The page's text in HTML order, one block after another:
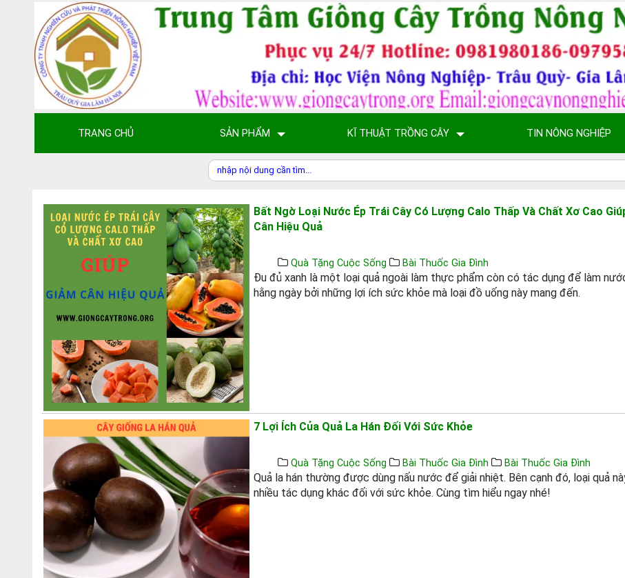
TRANG CHỦ SẢN PHẨM KĨ THUẬT TRỒNG CÂY TIN NÔNG NGHIỆP
Bất Ngờ Loại Nước Ép Trái Cây Có Lượng Calo Thấp Và Chất Xơ Cao
Cân Hiệu Quả
Quà Tặng Cuộc Sống Bài Thuốc Gia Đình
Đu đủ xanh là một loại quả ngoài làm thực phẩm còn có tác dụng để làm
hằng ngày bởi những lợi ích sức khỏe mà loại đồ uống này mang đến.
7 Lợi Ích Của Quả La Hán Đối Với Sức Khỏe
Quà Tặng Cuộc Sống Bài Thuốc Gia Đình Bài Thuốc Gia Đình
Quả la hán thường được dùng nấu nước để giải nhiệt. Bên cạnh đó, loại quả
nhiều tác dụng khác đối với sức khỏe. Cùng tìm hiểu ngay nhé!